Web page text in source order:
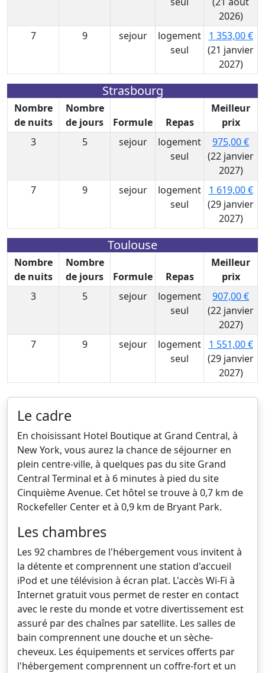
2026)
7
9 sejour
logement
seul
1 353,00 €
(21 janvier
2027)
Strasbourg
Nombre
de nuits
Nombre
de jours
Formule Repas
Meilleur
prix
3
5 sejour
logement
seul
975,00 €
(22 janvier
2027)
7
9 sejour
logement
seul
1 619,00 €
(29 janvier
2027)
Toulouse
Nombre
de nuits
Nombre
de jours
Formule Repas
Meilleur
prix
3
5 sejour
logement
seul
907,00 €
(22 janvier
2027)
7
9 sejour
logement
seul
1 551,00 €
(29 janvier
2027)
Le cadre
En choisissant Hotel Boutique at Grand Central, à
New York, vous aurez la chance de séjourner en
plein centre-ville, à quelques pas du site Grand
Central Terminal et à 6 minutes à pied du site
Cinquième Avenue. Cet hôtel se trouve à 0,7 km de
Rockefeller Center et à 0,9 km de Bryant Park.
Les chambres
Les 92 chambres de l'hébergement vous invitent à
la détente et comprennent une station d'accueil
iPod et une télévision à écran plat. L'accès Wi-Fi à
Internet gratuit vous permet de rester en contact
avec le reste du monde et votre divertissement est
assuré par des chaînes par satellite. Les salles de
bain comprennent une douche et un sèche-
cheveux. Les équipements et services offerts par
l'hébergement comprennent un coffre-fort et un